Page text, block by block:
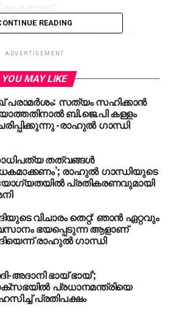
പ്രയാണത്തില്‍ തങ്ങള്‍ക്ക്
തടസം നെഹ്‌റു കുടുംബമാണെന്ന
ഭാവി
മുമ്പ് തന്നെ പ്രവര്‍ത്തനങ്ങള്‍
ഒന്നിനും
അമുല്‍ ബേബിയാണെന്നും
സംഘപരിവാര്‍
അറിഞ്ഞോ
ഇടതുപക്ഷവും
അതേറ്റുപാടി. അങ്ങനെ
ഒരു പൊതുബോധം
സൃഷ്ടിച്ചെടുത്തു.
മോദി വരട്ടെയെന്ന
മോദിയെ
ശേഷം രാജ്യം ഒരു
പോവുമ്പോള്‍ രാഹുല്‍
READING
ADVERTISEMENT
YOU MAY LIKE
പരാമർശം: സത്യം സഹിക്കാൻ
ബി.ജെ.പി കള്ളം
-രാഹുൽ ഗാന്ധി
തത്വങ്ങള്‍
രാഹുല്‍ ഗാന്ധിയുടെ
പ്രതികരണവുമായി
വിചാരം തെറ്റ്: ഞാന്‍ ഏറ്റവും
ഭയപ്പെടുന്ന ആളാണ്
രാഹുല്‍ ഗാന്ധി
അദാനി ഭായ് ഭായ്’;
പ്രധാനമന്ത്രിയെ
പ്രതിപക്ഷം